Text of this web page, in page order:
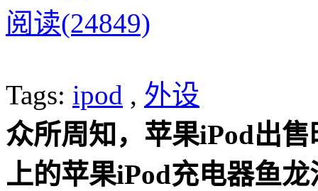
阅读(24849)
Tags: ipod , 外设
众所周知，苹果iPod出
上的苹果iPod充电器鱼